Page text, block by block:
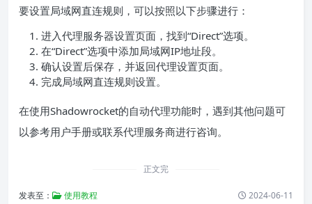
要设置局域网直连规则，可以按照以下步骤进行：
进入代理服务器设置页面，找到“Direct”选项。
在“Direct”选项中添加局域网IP地址段。
确认设置后保存，并返回代理设置页面。
完成局域网直连规则设置。
在使用Shadowrocket的自动代理功能时，遇到其他问题可
以参考用户手册或联系代理服务商进行咨询。
正文完
发表至： 使用教程 2024-06-11